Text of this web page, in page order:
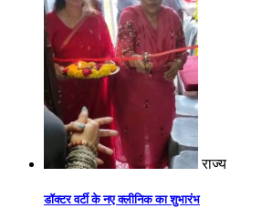
राज्य
डॉक्टर वर्टी के नए क्लीनिक का शुभारंभ